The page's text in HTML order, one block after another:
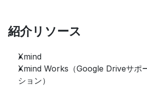
紹介リソース
Xmind
Xmind Works（Google Driveサポ
ション）